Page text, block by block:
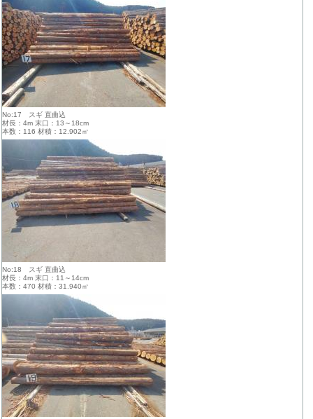
No:17 スギ 直曲込
材長：4m 末口：13～18cm
本数：116 材積：12.902㎥
No:18 スギ 直曲込
材長：4m 末口：11～14cm
本数：470 材積：31.940㎥